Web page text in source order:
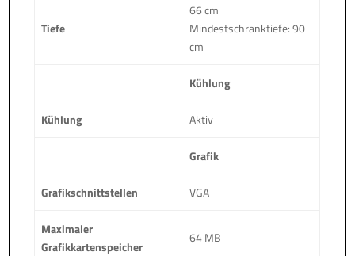
Tiefe
66 cm
Mindestschranktiefe: 90
cm
Kühlung
Kühlung Aktiv
Grafik
Grafikschnittstellen VGA
Maximaler
Grafikkartenspeicher
64 MB